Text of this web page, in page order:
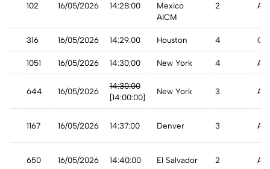
102 16/05/2026 14:28:00
Mexico
AICM
2 A
316 16/05/2026 14:29:00 Houston 4
1051 16/05/2026 14:30:00 New York 4 A
644 16/05/2026
14:30:00
[14:00:00]
New York 3
1167 16/05/2026 14:37:00 Denver 3 A
650 16/05/2026 14:40:00 El Salvador 2 A